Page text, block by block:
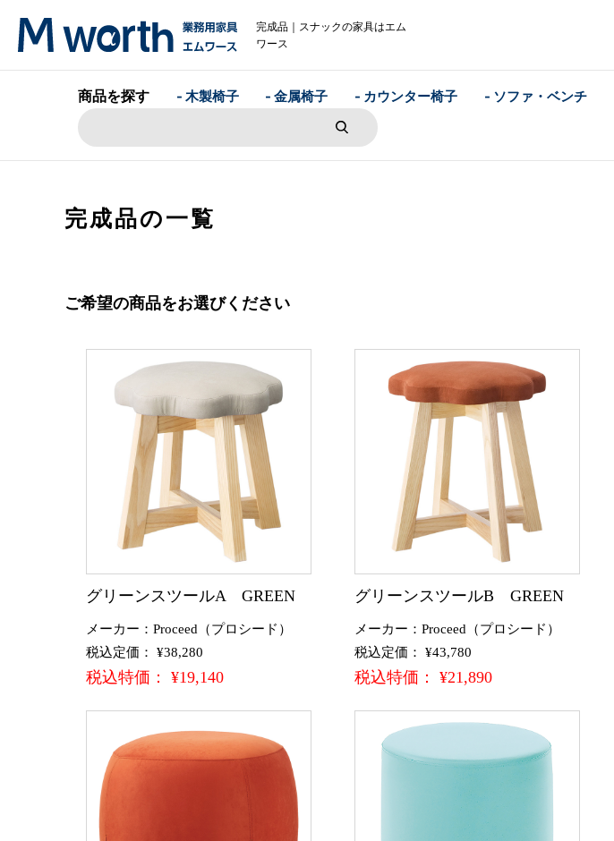
完成品｜スナックの家具はエム
ワース
商品を探す - 木製椅子 - 金属椅子 - カウンター椅子 - ソファ・ベンチ
完成品の一覧
ご希望の商品をお選びください
グリーンスツールA GREEN
メーカー：Proceed（プロシード）
税込定価： ¥38,280
税込特価： ¥19,140
グリーンスツールB GREEN
メーカー：Proceed（プロシード）
税込定価： ¥43,780
税込特価： ¥21,890